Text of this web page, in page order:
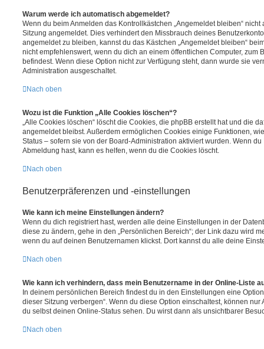
Warum werde ich automatisch abgemeldet?
Wenn du beim Anmelden das Kontrollkästchen „Angemeldet bleiben“
Sitzung angemeldet. Dies verhindert den Missbrauch deines
angemeldet zu bleiben, kannst du das Kästchen „Angemeldet bleiben“
nicht empfehlenswert, wenn du dich an einem öffentlichen Computer, zum
befindest. Wenn diese Option nicht zur Verfügung steht, dann wurde sie
Administration ausgeschaltet.
Nach oben
Wozu ist die Funktion „Alle Cookies löschen“?
„Alle Cookies löschen“ löscht die Cookies, die phpBB erstellt hat und die
angemeldet bleibst. Außerdem ermöglichen Cookies einige Funktionen,
Status – sofern sie von der Board-Administration aktiviert wurden. Wenn
Abmeldung hast, kann es helfen, wenn du die Cookies löscht.
Nach oben
Benutzerpräferenzen und -einstellungen
Wie kann ich meine Einstellungen ändern?
Wenn du dich registriert hast, werden alle deine Einstellungen in der
diese zu ändern, gehe in den „Persönlichen Bereich“; der Link dazu wird
wenn du auf deinen Benutzernamen klickst. Dort kannst du alle deine
Nach oben
Wie kann ich verhindern, dass mein Benutzername in der Online-Liste
In deinem persönlichen Bereich findest du in den Einstellungen eine
dieser Sitzung verbergen“. Wenn du diese Option einschaltest, können
du selbst deinen Online-Status sehen. Du wirst dann als unsichtbarer
Nach oben